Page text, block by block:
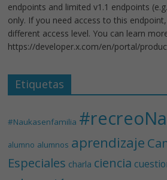
endpoints and limited v1.1 endpoints
only. If you need access to this
different access level. You can learn
https://developer.x.com/en/portal/
Etiquetas
#Naukasenfamilia
alumno alumnos aprendizaje
Especiales charla ciencia